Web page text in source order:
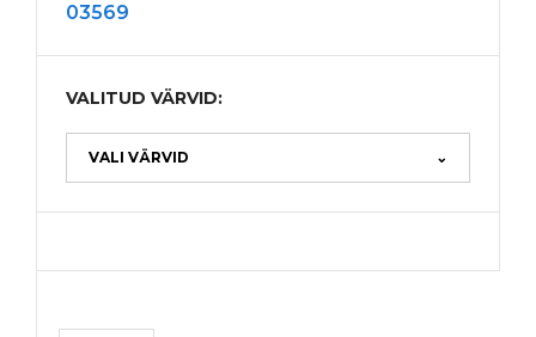
03569
VALITUD VÄRVID:
VALI VÄRVID ⌄